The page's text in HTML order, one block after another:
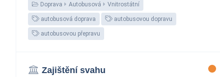
Doprava Autobusová Vnitrostátní
autobusová doprava autobusovou dopravu
autobusovou přepravu
Zajištění svahu